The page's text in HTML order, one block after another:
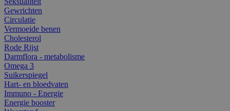
Gewrichten
Circulatie
Vermoeide benen
Cholesterol
Rode Rijst
Darmflora - metabolisme
Omega 3
Suikerspiegel
Hart- en bloedvaten
Immuno - Energie
Energie booster